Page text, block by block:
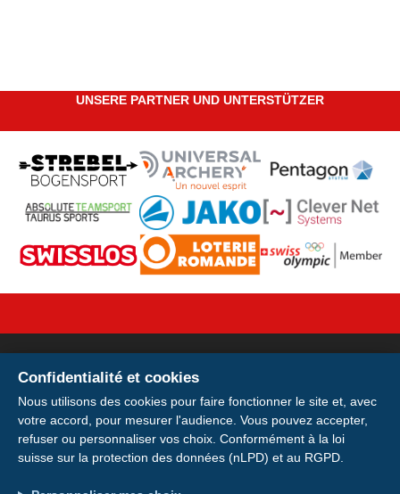
UNSERE PARTNER UND UNTERSTÜTZER
Confidentialité et cookies
Nous utilisons des cookies pour faire fonctionner le site et, avec
votre accord, pour mesurer l'audience. Vous pouvez accepter,
refuser ou personnaliser vos choix. Conformément à la loi
suisse sur la protection des données (nLPD) et au RGPD.
Votre licence sur votre
smartphone